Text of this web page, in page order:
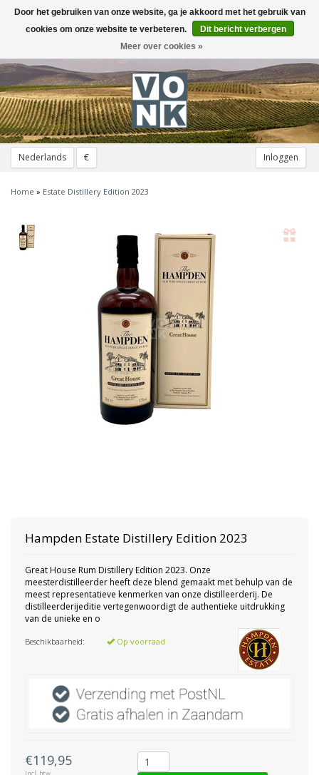
Nederlands € Inloggen
Toggle
navigation
Home » Estate Distillery Edition 2023
Hampden Estate Distillery Edition 2023
Great House Rum Distillery Edition 2023. Onze
meesterdistilleerder heeft deze blend gemaakt met behulp van de
meest representatieve kenmerken van onze distilleerderij. De
distilleerderijeditie vertegenwoordigt de authentieke uitdrukking
van de unieke en o
Beschikbaarheid: Op voorraad
€119,95
Door het gebruiken van onze website, ga je akkoord met het gebruik van
cookies om onze website te verbeteren.
Dit bericht verbergen
Meer over cookies »